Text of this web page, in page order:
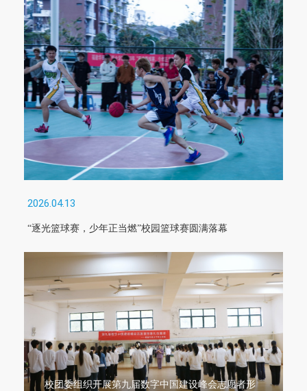
2026.04.13
“逐光篮球赛，少年正当燃”校园篮球赛圆满落幕
校团委组织开展第九届数字中国建设峰会志愿者形